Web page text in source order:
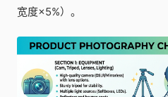
宽度×5%）。